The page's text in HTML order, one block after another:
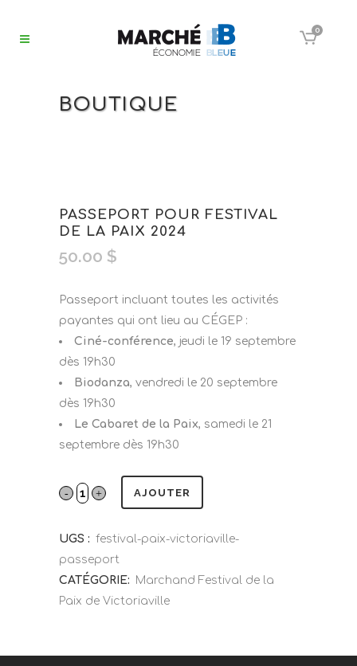
0
BOUTIQUE
PASSEPORT POUR FESTIVAL
DE LA PAIX 2024
50.00 $
Passeport incluant toutes les activités
payantes qui ont lieu au CÉGEP :
Ciné-conférence, jeudi le 19 septembre
dès 19h30
Biodanza, vendredi le 20 septembre
dès 19h30
Le Cabaret de la Paix, samedi le 21
septembre dès 19h30
AJOUTER
UGS : festival-paix-victoriaville-
passeport
CATÉGORIE: Marchand Festival de la
Paix de Victoriaville